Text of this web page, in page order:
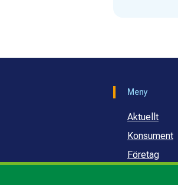
Meny
Aktuellt
Konsument
Företag